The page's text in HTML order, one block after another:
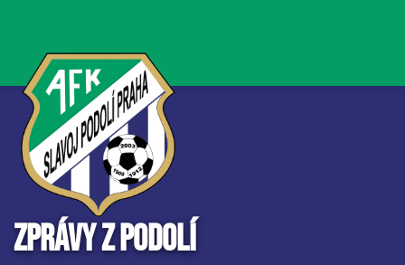
Zprávy z Podolí